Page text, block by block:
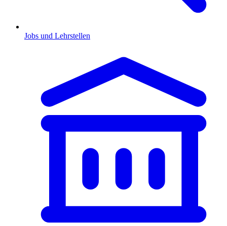
Jobs und Lehrstellen